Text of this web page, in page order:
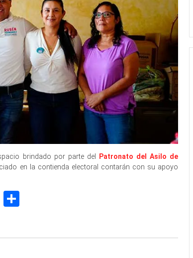
brindado por parte del
Patronato del Asilo de
en la contienda electoral contarán con su apoyo
Telegram